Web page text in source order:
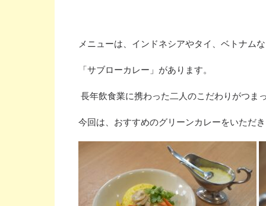
メニューは、インドネシアやタイ、ベトナム
「サブローカレー」があります。
長年飲食業に携わった二人のこだわりがつま
今回は、おすすめのグリーンカレーをいただ